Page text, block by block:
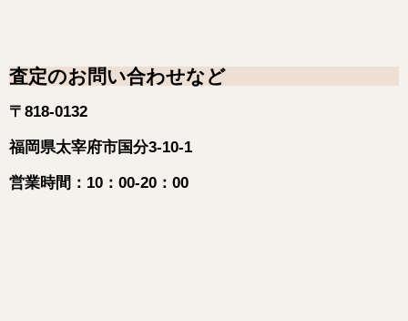
査定のお問い合わせなど
〒818-0132
福岡県太宰府市国分3-10-1
営業時間：10：00-20：00